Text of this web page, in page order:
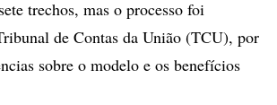
trechos, mas o processo foi
de Contas da União (TCU), por
sobre o modelo e os benefícios